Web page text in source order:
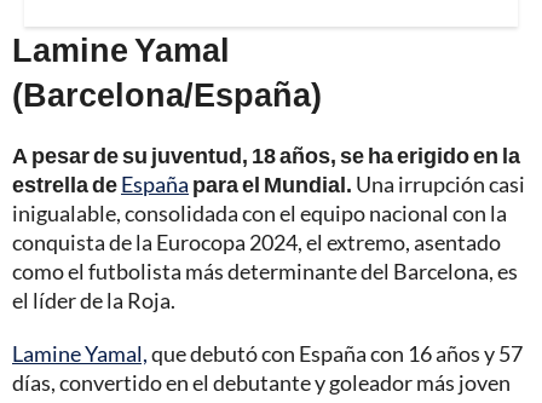
Lamine Yamal
(Barcelona/España)
A pesar de su juventud, 18 años, se ha erigido en la
estrella deEspaña para el Mundial. Una irrupción casi
inigualable, consolidada con el equipo nacional con la
conquista de la Eurocopa 2024, el extremo, asentado
como el futbolista más determinante del Barcelona, es
el líder de la Roja.
Lamine Yamal,que debutó con España con 16 años y 57
días, convertido en el debutante y goleador más joven